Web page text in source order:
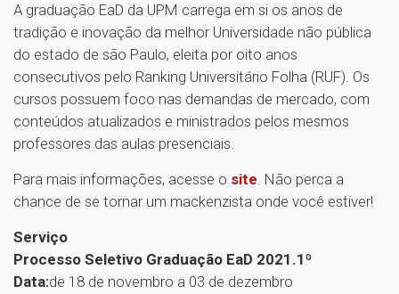
A graduação EaD da UPM carrega em si os anos de
tradição e inovação da melhor Universidade não pública
do estado de são Paulo, eleita por oito anos
consecutivos pelo Ranking Universitário Folha (RUF). Os
cursos possuem foco nas demandas de mercado, com
conteúdos atualizados e ministrados pelos mesmos
professores das aulas presenciais.
Para mais informações, acesse o site. Não perca a
chance de se tornar um mackenzista onde você estiver!
Serviço
Processo Seletivo Graduação EaD 2021.1º
Data:de 18 de novembro a 03 de dezembro